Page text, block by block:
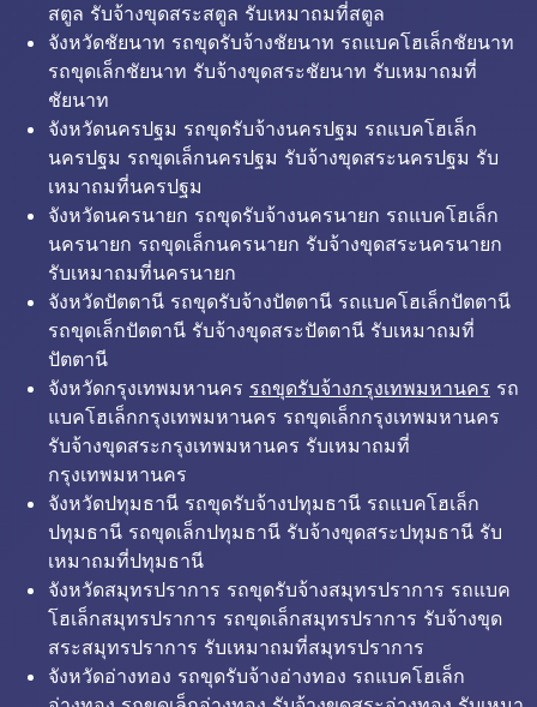
สตูล รับจ้างขุดสระสตูล รับเหมาถมที่สตูล
จังหวัดชัยนาท รถขุดรับจ้างชัยนาท รถแบคโฮเล็กชัยนาท
รถขุดเล็กชัยนาท รับจ้างขุดสระชัยนาท รับเหมาถมที่
ชัยนาท
จังหวัดนครปฐม รถขุดรับจ้างนครปฐม รถแบคโฮเล็ก
นครปฐม รถขุดเล็กนครปฐม รับจ้างขุดสระนครปฐม รับ
เหมาถมที่นครปฐม
จังหวัดนครนายก รถขุดรับจ้างนครนายก รถแบคโฮเล็ก
นครนายก รถขุดเล็กนครนายก รับจ้างขุดสระนครนายก
รับเหมาถมที่นครนายก
จังหวัดปัตตานี รถขุดรับจ้างปัตตานี รถแบคโฮเล็กปัตตานี
รถขุดเล็กปัตตานี รับจ้างขุดสระปัตตานี รับเหมาถมที่
ปัตตานี
จังหวัดกรุงเทพมหานคร รถขุดรับจ้างกรุงเทพมหานคร รถ
แบคโฮเล็กกรุงเทพมหานคร รถขุดเล็กกรุงเทพมหานคร
รับจ้างขุดสระกรุงเทพมหานคร รับเหมาถมที่
กรุงเทพมหานคร
จังหวัดปทุมธานี รถขุดรับจ้างปทุมธานี รถแบคโฮเล็ก
ปทุมธานี รถขุดเล็กปทุมธานี รับจ้างขุดสระปทุมธานี รับ
เหมาถมที่ปทุมธานี
จังหวัดสมุทรปราการ รถขุดรับจ้างสมุทรปราการ รถแบค
โฮเล็กสมุทรปราการ รถขุดเล็กสมุทรปราการ รับจ้างขุด
สระสมุทรปราการ รับเหมาถมที่สมุทรปราการ
จังหวัดอ่างทอง รถขุดรับจ้างอ่างทอง รถแบคโฮเล็ก